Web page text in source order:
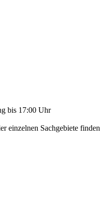
bis 17:00 Uhr
einzelnen Sachgebiete finden